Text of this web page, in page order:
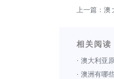
上一篇： 澳
相关阅读
· 澳大利亚
· 澳洲有哪